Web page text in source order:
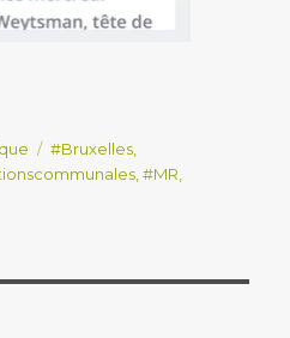
Étiquettes
#Bruxelles
,#MR